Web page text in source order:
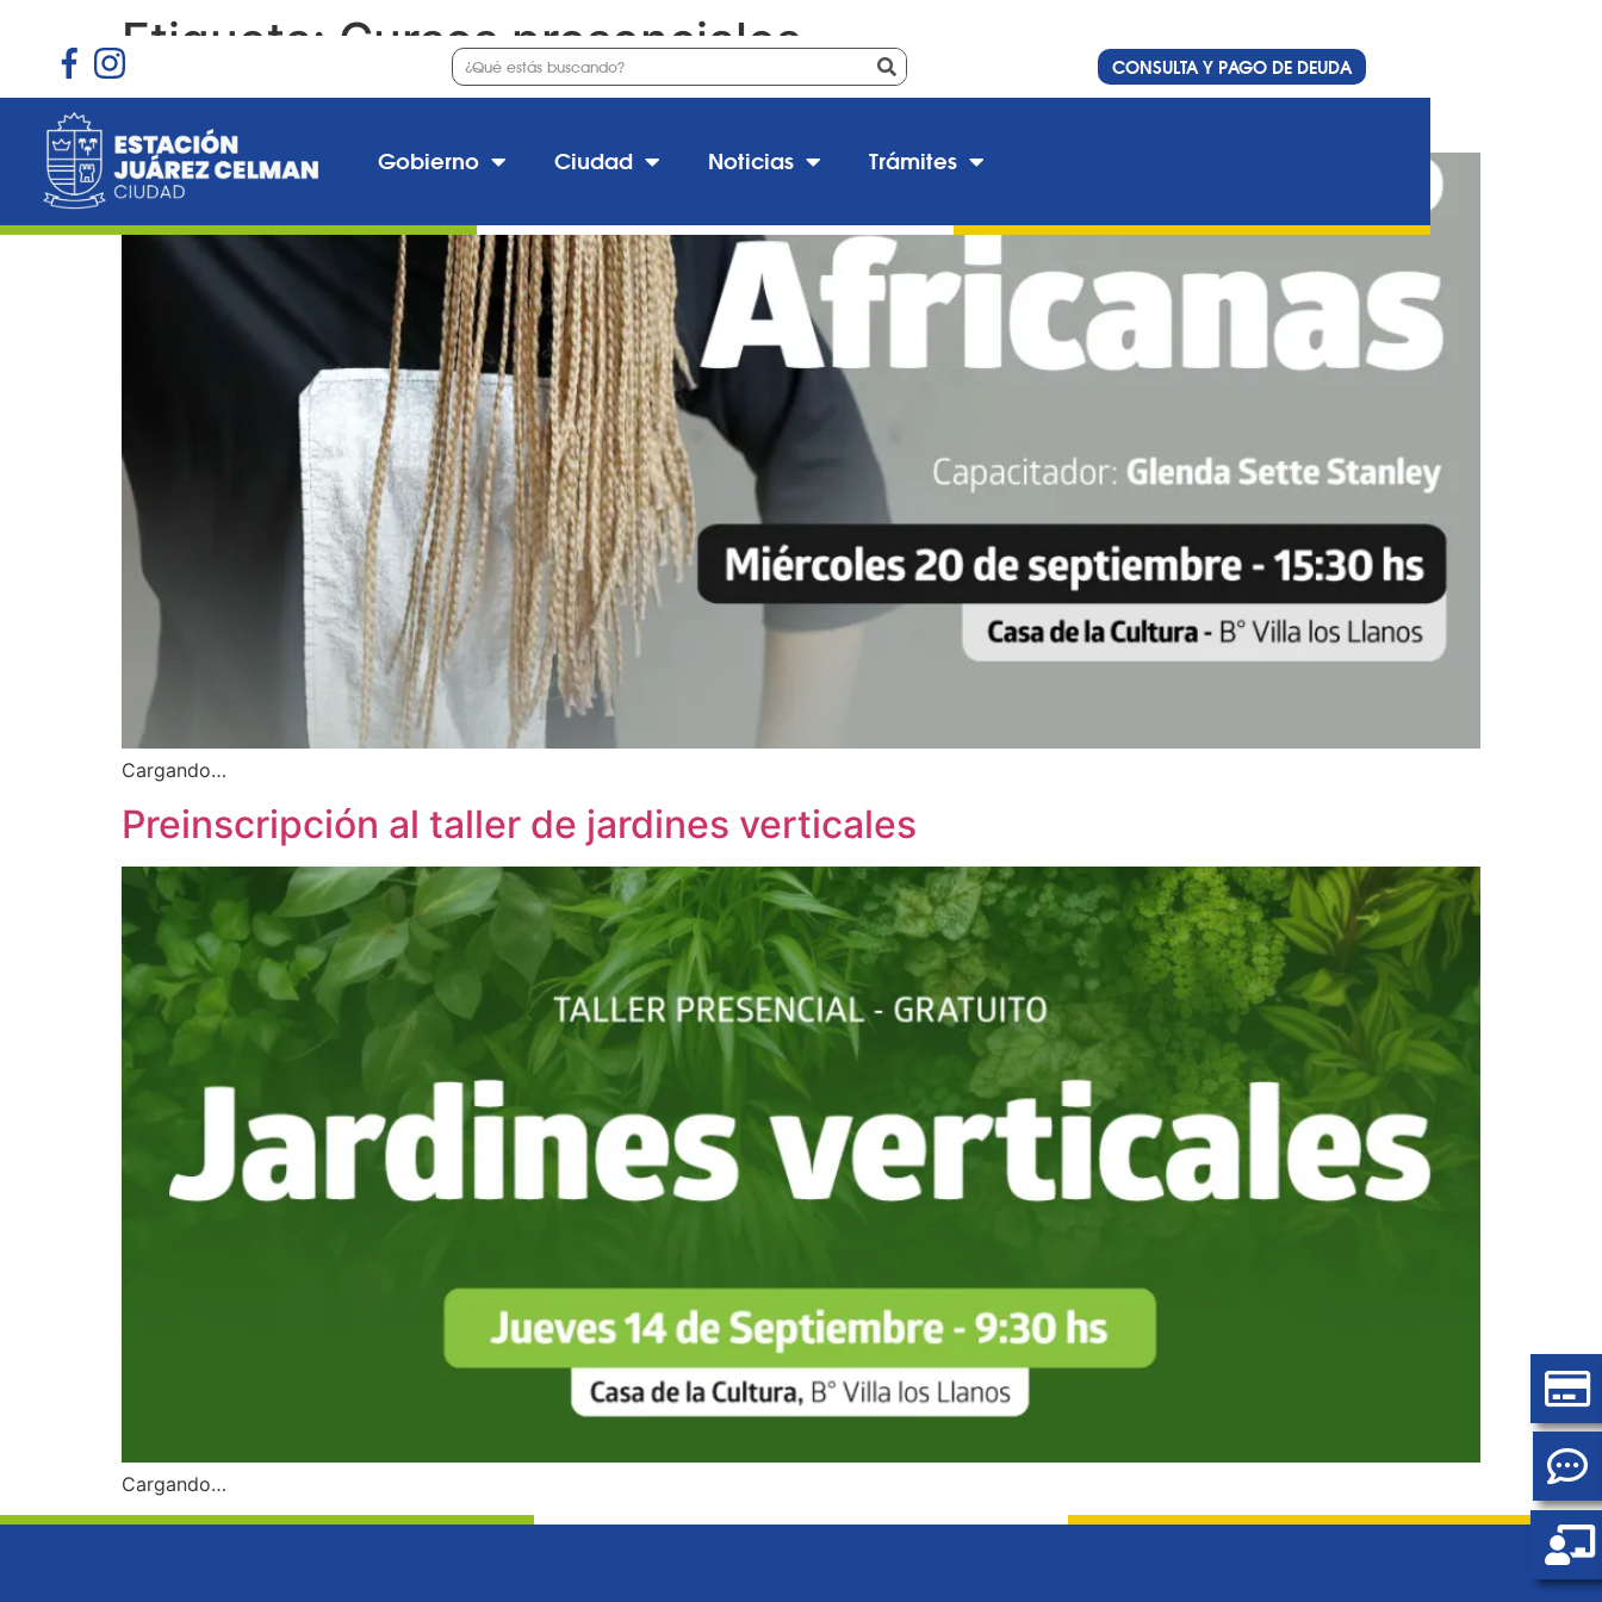
CONSULTA Y PAGO DE DEUDA
Gobierno Ciudad Noticias Trámites
Etiqueta: Cursos presenciales
Preinscripción a la clase magistral de trenzas africanas
Cargando…
Preinscripción al taller de jardines verticales
Cargando…